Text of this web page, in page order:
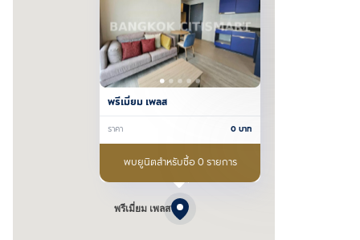
พรีเมี่ยม เพลส
ราคา 0บาท
พบยูนิตสำหรับซื้อ 0 รายการ